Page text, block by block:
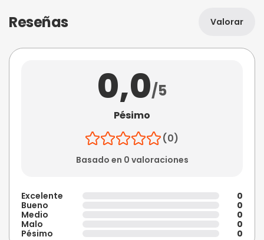
Reseñas Valorar
0,0/5
Pésimo
(0)
Basado en 0 valoraciones
Excelente
0
Bueno
0
Medio
0
Malo
0
Pésimo
0